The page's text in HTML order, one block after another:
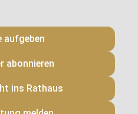
aufgeben
abonnieren
ins Rathaus